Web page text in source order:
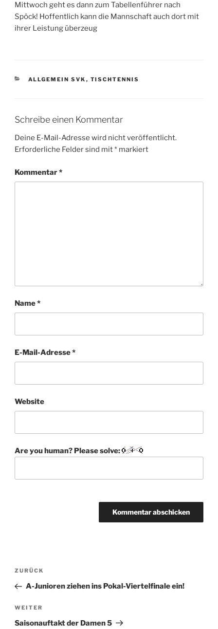
Mittwoch geht es dann zum Tabellenführer nach
Spöck! Hoffentlich kann die Mannschaft auch dort mit
ihrer Leistung überzeug
KATEGORIEN
ALLGEMEIN SVK , TISCHTENNIS
Schreibe einen Kommentar
Deine E-Mail-Adresse wird nicht veröffentlicht.
Erforderliche Felder sind mit* markiert
Kommentar*
Name*
E-Mail-Adresse*
Website
Are you human? Please solve:
e
r
a
t
Beitragsnavigation
Vorheriger
Beitrag
ZURÜCK
A-Junioren ziehen ins Pokal-Viertelfinale ein!
Nächster
Beitrag
WEITER
Saisonauftakt der Damen 5